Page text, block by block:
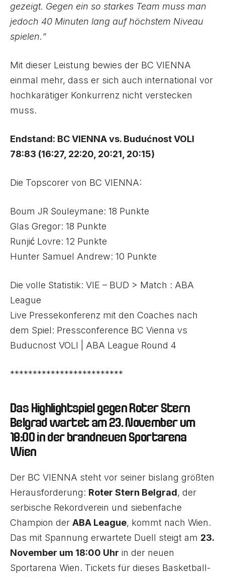
gezeigt. Gegen ein so starkes Team muss man
jedoch 40 Minuten lang auf höchstem Niveau
spielen.“
Mit dieser Leistung bewies der BC VIENNA
einmal mehr, dass er sich auch international vor
hochkarätiger Konkurrenz nicht verstecken
muss.
Endstand: BC VIENNA vs. Budućnost VOLI
78:83 (16:27, 22:20, 20:21, 20:15)
Die Topscorer von BC VIENNA:
Boum JR Souleymane: 18 Punkte
Glas Gregor: 18 Punkte
Runjić Lovre: 12 Punkte
Hunter Samuel Andrew: 10 Punkte
Die volle Statistik: VIE – BUD > Match : ABA
League
Live Pressekonferenz mit den Coaches nach
dem Spiel: Pressconference BC Vienna vs
Buducnost VOLI | ABA League Round 4
*************************
Das Highlightspiel gegen Roter Stern
Belgrad wartet am 23. November um
18:00 in der brandneuen Sportarena
Wien
Der BC VIENNA steht vor seiner bislang größten
Herausforderung: Roter Stern Belgrad, der
serbische Rekordverein und siebenfache
Champion der ABA League, kommt nach Wien.
Das mit Spannung erwartete Duell steigt am 23.
November um 18:00 Uhr in der neuen
Sportarena Wien. Tickets für dieses Basketball-